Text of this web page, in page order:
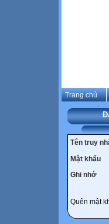
Trang chủ
Tên truy
Mật khẩu
Ghi nhớ
Quên mật